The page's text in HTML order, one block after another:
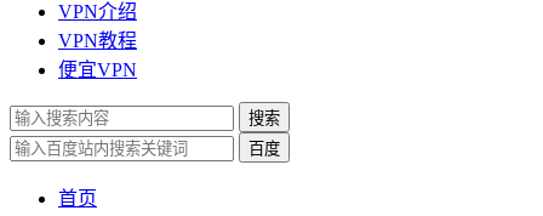
VPN介绍
VPN教程
便宜VPN
搜索
百度
首页